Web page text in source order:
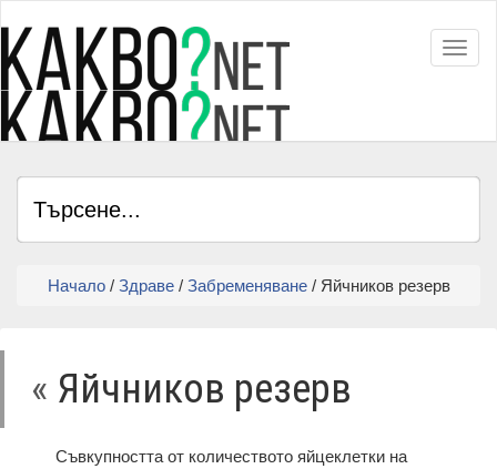
Начало/ Здраве/ Забременяване/ Яйчников резерв
« Яйчников резерв
Съвкупността от количеството яйцеклетки на